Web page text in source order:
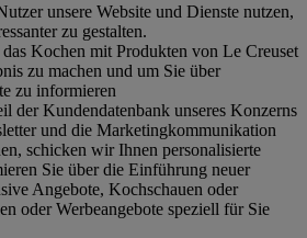
unsere Website und Dienste nutzen,
zu gestalten.
Kochen mit Produkten von Le Creuset
zu machen und um Sie über
zu informieren
der Kundendatenbank unseres Konzerns
und die Marketingkommunikation
schicken wir Ihnen personalisierte
Sie über die Einführung neuer
Angebote, Kochschauen oder
oder Werbeangebote speziell für Sie